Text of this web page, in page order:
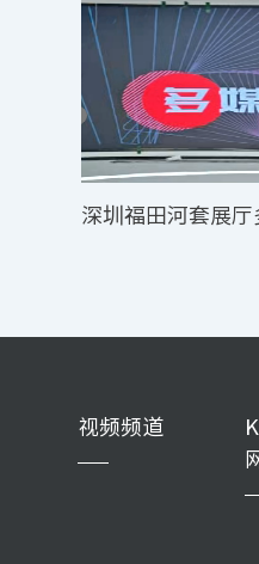
烟台市蓝天展厅室内 P1.86 商用 LED 大屏・D2+S10+KSV24+KE1 链路点对点流畅展示项目
视频频道